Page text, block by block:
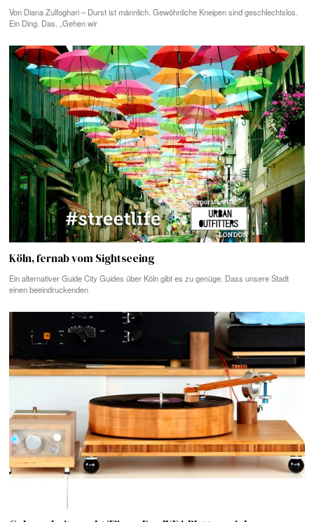
Von Diana Zulfoghari – Durst ist männlich. Gewöhnliche Kneipen sind geschlechtslos.
Ein Ding. Das. „Gehen wir
Köln, fernab vom Sightseeing
Ein alternativer Guide City Guides über Köln gibt es zu genüge. Dass unsere Stadt
einen beeindruckenden